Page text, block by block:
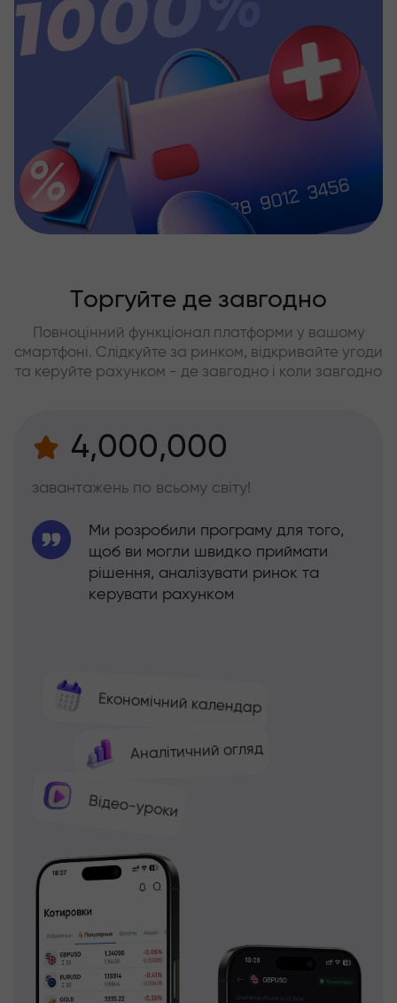
Торгуйте де завгодно
Повноцінний функціонал платформи у вашому
смартфоні. Слідкуйте за ринком, відкривайте угоди
та керуйте рахунком - де завгодно і коли завгодно
4,000,000
завантажень по всьому світу!
Економічний календар
Аналітичний огляд
Відео-уроки
Ми розробили програму для того,
щоб ви могли швидко приймати
рішення, аналізувати ринок та
керувати рахунком